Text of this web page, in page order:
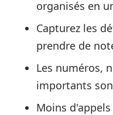
organisés en
Capturez les
prendre de
Les numéros,
importants
Moins